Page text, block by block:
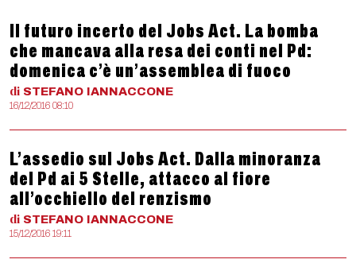
Il futuro incerto del Jobs Act. La bomba
che mancava alla resa dei conti nel Pd:
domenica c’è un’assemblea di fuoco
di STEFANO IANNACCONE
16/12/2016 08:10
L’assedio sul Jobs Act. Dalla minoranza
del Pd ai 5 Stelle, attacco al fiore
all’occhiello del renzismo
di STEFANO IANNACCONE
15/12/2016 19:11